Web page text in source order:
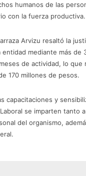
humanos de las
con la fuerza productiva.
Arvizu resaltó la
mediante más de
de actividad, lo que
170 millones de pesos.
capacitaciones y
se imparten tanto
del organismo,